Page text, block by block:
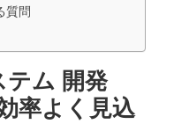
質問
ム 開発
率よく見込